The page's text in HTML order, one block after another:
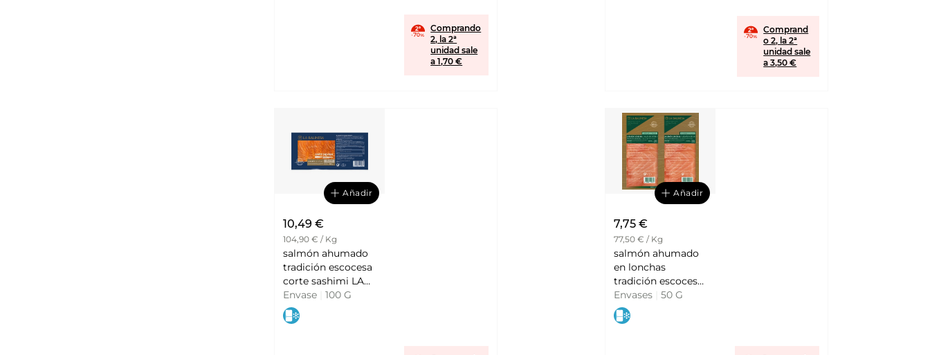
Comprando
2, la 2ª
unidad sale
a 1,70 €
Comprand
o 2, la 2ª
unidad sale
a 3,50 €
Añadir
10,49 €
104,90 € / Kg
salmón ahumado
tradición escocesa
corte sashimi LA
BALINESA
Envase 100 G
Añadir
7,75 €
77,50 € / Kg
salmón ahumado
en lonchas
tradición escocesa
sin azúcares
añadidos pack 2 LA
BALINESA
Envases 50 G